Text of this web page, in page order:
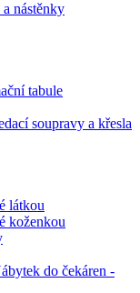
nástěnky
tabule
soupravy a křesla
látkou
koženkou
do čekáren -